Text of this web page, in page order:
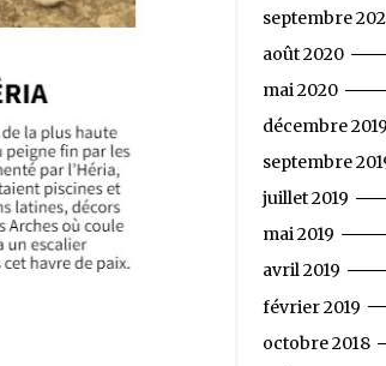
septembre
août 2020
mai 2020
décembre 2019
septembre
juillet 2019
mai 2019
avril 2019
février 2019
octobre 2018